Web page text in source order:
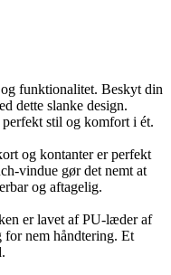
funktionalitet. Beskyt din
dette slanke design.
stil og komfort i ét.
og kontanter er perfekt
vindue gør det nemt at
og aftagelig.
er lavet af PU-læder af
nem håndtering. Et